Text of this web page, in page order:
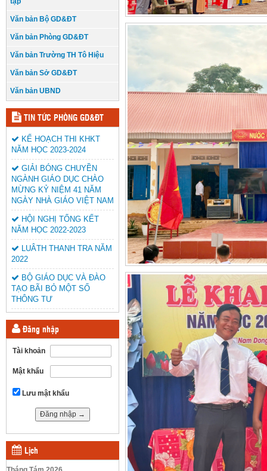
Văn bản Bộ GD&ĐT
Văn bản Phòng GD&ĐT
Văn bản Trường TH Tô Hiệu
Văn bản Sở GD&ĐT
Văn bản UBND
TIN TỨC PHÒNG GD&ĐT
KẾ HOẠCH THI KHKT
NĂM HỌC 2023-2024
GIẢI BÓNG CHUYỀN
NGÀNH GIÁO DỤC CHÀO
MỪNG KỶ NIỆM 41 NĂM
NGÀY NHÀ GIÁO VIỆT NAM
HỘI NGHỊ TỔNG KẾT
NĂM HỌC 2022-2023
LUÂTH THANH TRA NĂM
2022
BỘ GIÁO DỤC VÀ ĐÀO
TẠO BÃI BỎ MỘT SỐ
THÔNG TƯ
Đăng nhập
Tài khoản
Mật khẩu
Lưu mật khẩu
Lịch